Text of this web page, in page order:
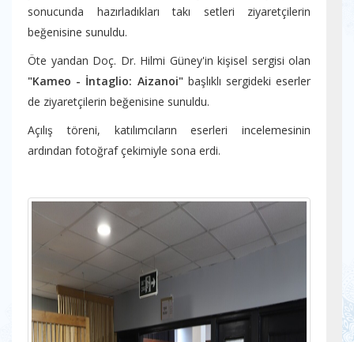
sonucunda hazırladıkları takı setleri ziyaretçilerin
beğenisine sunuldu.
Öte yandan Doç. Dr. Hilmi Güney'in kişisel sergisi olan
"Kameo - İntaglio: Aizanoi"başlıklı sergideki eserler
de ziyaretçilerin beğenisine sunuldu.
​Açılış töreni, katılımcıların eserleri incelemesinin
ardından fotoğraf çekimiyle sona erdi.